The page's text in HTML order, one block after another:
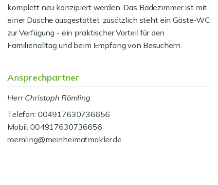
komplett neu konzipiert werden. Das Badezimmer ist mit
einer Dusche ausgestattet, zusätzlich steht ein Gäste-WC
zur Verfügung - ein praktischer Vorteil für den
Familienalltag und beim Empfang von Besuchern.
Ansprechpartner
Herr Christoph Römling
Telefon: 004917630736656
Mobil: 004917630736656
roemling@meinheimatmakler.de